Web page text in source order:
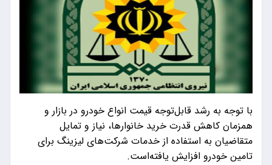
با توجه به رشد قابل‌توجه قیمت انواع خودرو در بازار و
همزمان کاهش قدرت خرید خانوارها، نیاز و تمایل
متقاضیان به استفاده از خدمات شرکت‌های لیزینگ برای
تامین خودرو افزایش‌ یافته‌است.